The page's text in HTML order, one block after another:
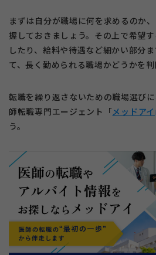
まずは自分が職場に何を求めるのか
握しておきましょう。その上で希望
したり、給料や待遇など細かい部分
て、長く勤められる職場かどうかを判
転職を繰り返さないための職場選び
師転職専門エージェント「メッドアイ
う。